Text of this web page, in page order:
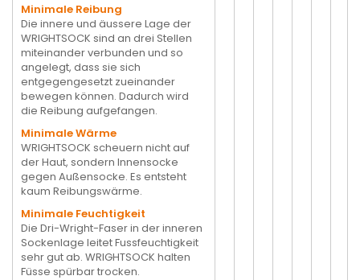
Minimale Reibung
Die innere und äussere Lage der
WRIGHTSOCK sind an drei Stellen
miteinander verbunden und so
angelegt, dass sie sich
entgegengesetzt zueinander
bewegen können. Dadurch wird
die Reibung aufgefangen.
Minimale Wärme
WRIGHTSOCK scheuern nicht auf
der Haut, sondern Innensocke
gegen Außensocke. Es entsteht
kaum Reibungswärme.
Minimale Feuchtigkeit
Die Dri-Wright-Faser in der inneren
Sockenlage leitet Fussfeuchtigkeit
sehr gut ab. WRIGHTSOCK halten
Füsse spürbar trocken.